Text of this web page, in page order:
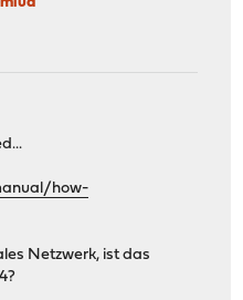
how-
Netzwerk, ist das